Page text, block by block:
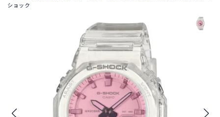
ショック